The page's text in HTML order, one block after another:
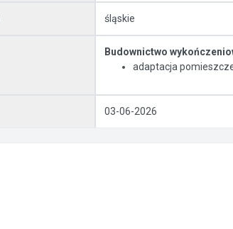
śląskie
Budownictwo
adaptacja
03-06-2026